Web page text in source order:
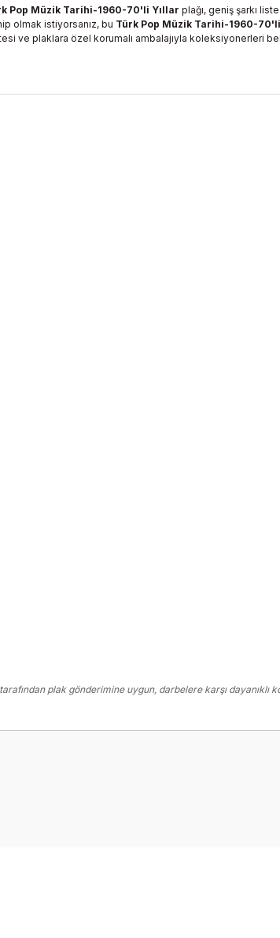
Pop Müzik Tarihi-1960-70'li Yıllar plağı, geniş şarkı
olmak istiyorsanız, bu Türk Pop Müzik Tarihi-1960-
ve plaklara özel korumalı ambalajıyla koleksiyonerleri
plak gönderimine uygun, darbelere karşı dayanıklı